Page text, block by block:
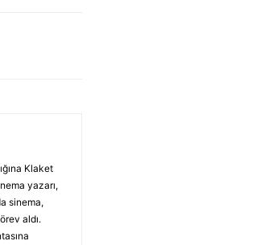
Klaket
yazarı,
sinema,
aldı.